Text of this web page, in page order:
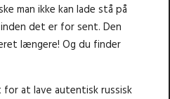
man ikke kan lade stå på
det er for sent. Den
længere! Og du finder
for at lave autentisk russisk